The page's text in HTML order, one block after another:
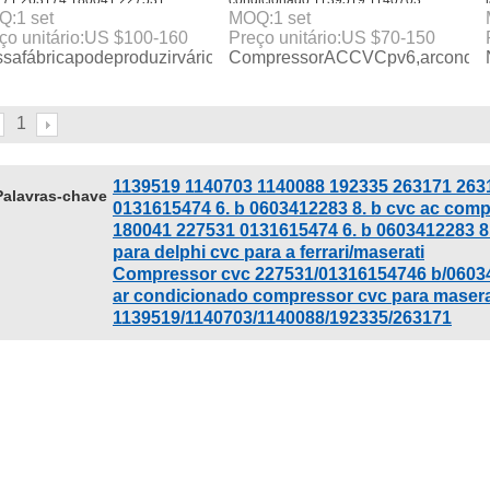
6. b 06034122838 cvc
compressor da ca para a
maserati
1 set
unitário:US $100-160
1140088 192335 263171 263174 para
maserati granturismo/enzo ferrari
MOQ:1 set
Preço unitário:US $70-150
1
chave 1139519 1140703 1140088 192335 263171
0131615474 6. b 0603412283 8. b cvc ac
180041 227531 0131615474 6. b 0603412283
para delphi cvc para a ferrari/maserati
Compressor cvc 227531/01316154746 b/
ar condicionado compressor cvc para
1139519/1140703/1140088/192335/263171